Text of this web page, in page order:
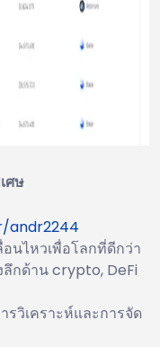
ศษ
andr2244
นไหวเพื่อโลกที่ดีกว่า
ลึกด้าน crypto, DeFi
รวิเคราะห์และการจัด